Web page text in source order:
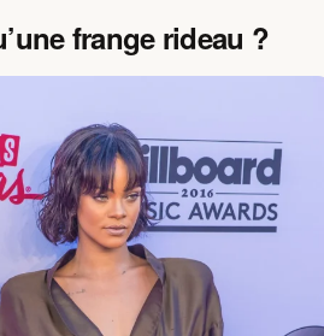
frange rideau ?